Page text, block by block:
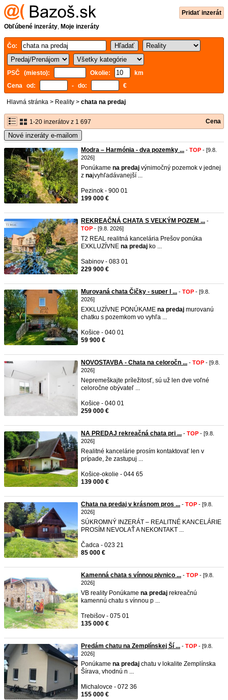
Pridať inzerát
Obľúbené inzeráty, Moje inzeráty
Čo:
PSČ (miesto): Okolie:
km
Cena od:
- do: €
Hlavná stránka > Reality > chata na predaj
1-20 inzerátov z 1 697 Cena
Nové inzeráty e-mailom
Modra – Harmónia - dva pozemky ... - TOP - [9.8.
2026]
Ponúkame na predaj výnimočný pozemok v jednej
z najvyhľadávanejší ...
Pezinok - 900 01
199 000 €
REKREAČNÁ CHATA S VEĽKÝM POZEM ... -
TOP - [9.8. 2026]
T2 REAL realitná kancelária Prešov ponúka
EXKLUZÍVNE na predaj ko ...
Sabinov - 083 01
229 900 €
Murovaná chata Čičky - super l ... - TOP - [9.8.
2026]
EXKLUZÍVNE PONÚKAME na predaj murovanú
chatku s pozemkom vo vyhľa ...
Košice - 040 01
59 900 €
NOVOSTAVBA - Chata na celoročn ... - TOP - [9.8.
2026]
Nepremeškajte príležitosť, sú už len dve voľné
celoročne obývateľ ...
Košice - 040 01
259 000 €
NA PREDAJ rekreačná chata pri ... - TOP - [9.8.
2026]
Realitné kancelárie prosím kontaktovať len v
prípade, že zastupuj ...
Košice-okolie - 044 65
139 000 €
Chata na predaj v krásnom pros ... - TOP - [9.8.
2026]
SÚKROMNÝ INZERÁT – REALITNÉ KANCELÁRIE
PROSÍM NEVOLAŤ A NEKONTAKT ...
Čadca - 023 21
85 000 €
Kamenná chata s vínnou pivnico ... - TOP - [9.8.
2026]
VB reality Ponúkame na predaj rekreačnú
kamennú chatu s vínnou p ...
Trebišov - 075 01
135 000 €
Predám chatu na Zemplínskej Ší ... - TOP - [9.8.
2026]
Ponúkame na predaj chatu v lokalite Zemplínska
Šírava, vhodnú n ...
Michalovce - 072 36
155 000 €